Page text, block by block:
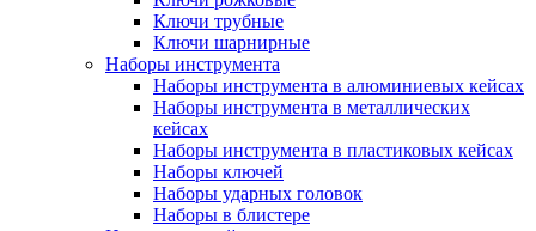
Ключи трубные
Ключи шарнирные
Наборы инструмента
Наборы инструмента в алюминиевых кейсах
Наборы инструмента в металлических
кейсах
Наборы инструмента в пластиковых кейсах
Наборы ключей
Наборы ударных головок
Наборы в блистере